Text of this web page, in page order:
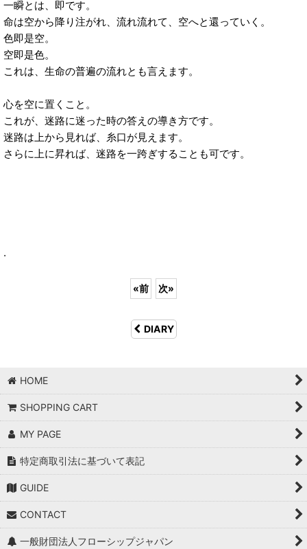
一瞬とは、即です。
命は空から降り注がれ、流れ流れて、空へと還っていく。
色即是空。
空即是色。
これは、生命の普遍の流れとも言えます。
心を空に置くこと。
これが、迷路に迷った時の答えの導き方です。
迷路は上から見れば、糸口が見えます。
さらに上に昇れば、迷路を一跨ぎすることも可です。
.
«前 次»
DIARY
HOME
SHOPPING CART
MY PAGE
特定商取引法に基づいて表記
GUIDE
CONTACT
一般財団法人フローシップジャパン